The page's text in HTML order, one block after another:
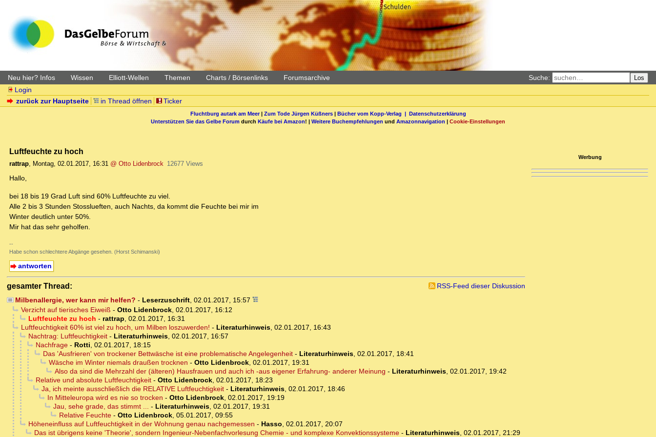
Neu hier? Infos Wissen Elliott-Wellen Themen Charts / Börsenlinks Forumsarchive Suche: Los
Login
zurück zur Hauptseite
in Thread öffnen Ticker
Fluchtburg autark am Meer| Zum Tode Jürgen Küßners| Bücher vom Kopp-Verlag | Datenschutzerklärung
Unterstützen Sie das Gelbe Forum durch Käufe bei Amazon! | Weitere Buchempfehlungen und Amazonnavigation | Cookie-Einstellungen
Luftfeuchte zu hoch
rattrap, Montag, 02.01.2017, 16:31 @ Otto Lidenbrock 12677 Views
Hallo,
bei 18 bis 19 Grad Luft sind 60% Luftfeuchte zu viel.
Alle 2 bis 3 Stunden Stosslueften, auch Nachts, da kommt die Feuchte bei mir im
Winter deutlich unter 50%.
Mir hat das sehr geholfen.
--
Habe schon schlechtere Abgänge gesehen. (Horst Schimanski)
antworten
gesamter Thread:
RSS-Feed dieser Diskussion
Milbenallergie, wer kann mir helfen? - Leserzuschrift, 02.01.2017, 15:57
Verzicht auf tierisches Eiweiß - Otto Lidenbrock, 02.01.2017, 16:12
Luftfeuchte zu hoch - rattrap, 02.01.2017, 16:31
Luftfeuchtigkeit 60% ist viel zu hoch, um Milben loszuwerden! - Literaturhinweis, 02.01.2017, 16:43
Nachtrag: Luftfeuchtigkeit- Literaturhinweis, 02.01.2017, 16:57
Nachfrage- Rotti, 02.01.2017, 18:15
Das 'Ausfrieren' von trockener Bettwäsche ist eine problematische Angelegenheit- Literaturhinweis, 02.01.2017, 18:41
Wäsche im Winter niemals draußen trocknen - Otto Lidenbrock, 02.01.2017, 19:31
Also da sind die Mehrzahl der (älteren) Hausfrauen und auch ich -aus eigener Erfahrung- anderer Meinung - Literaturhinweis, 02.01.2017, 19:42
Relative und absolute Luftfeuchtigkeit- Otto Lidenbrock, 02.01.2017, 18:23
Ja, ich meinte ausschließlich die RELATIVE Luftfeuchtigkeit- Literaturhinweis, 02.01.2017, 18:46
In Mitteleuropa wird es nie so trocken - Otto Lidenbrock, 02.01.2017, 19:19
Jau, sehe grade, das stimmt ... - Literaturhinweis, 02.01.2017, 19:31
Relative Feuchte- Otto Lidenbrock, 05.01.2017, 09:55
Höheneinfluss auf Luftfeuchtigkeit in der Wohnung genau nachgemessen - Hasso, 02.01.2017, 20:07
Das ist übrigens keine 'Theorie', sondern Ingenieur-Nebenfachvorlesung Chemie - und komplexe Konvektionssysteme- Literaturhinweis, 02.01.2017, 21:29
Werbung